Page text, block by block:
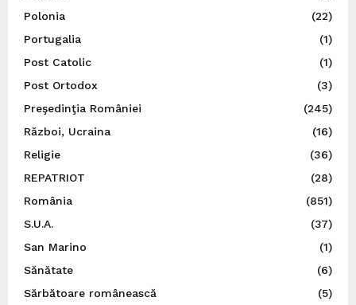
Polonia
(22)
Portugalia
(1)
Post Catolic
(1)
Post Ortodox
(3)
Preşedinţia României
(245)
Război, Ucraina
(16)
Religie
(36)
REPATRIOT
(28)
România
(851)
S.U.A.
(37)
San Marino
(1)
Sănătate
(6)
Sărbătoare românească
(5)